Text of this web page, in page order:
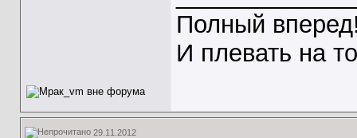
Полный
И плевать на
29.11.2012